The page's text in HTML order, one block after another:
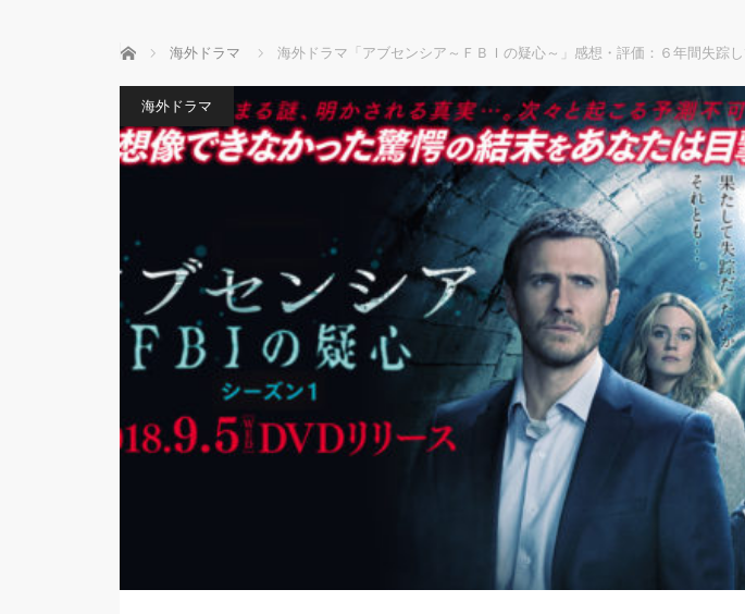
ホーム 海外ドラマ 海外ドラマ「アブセンシア～ＦＢＩの疑心～」感想・評価：６年間失踪
海外ドラマ